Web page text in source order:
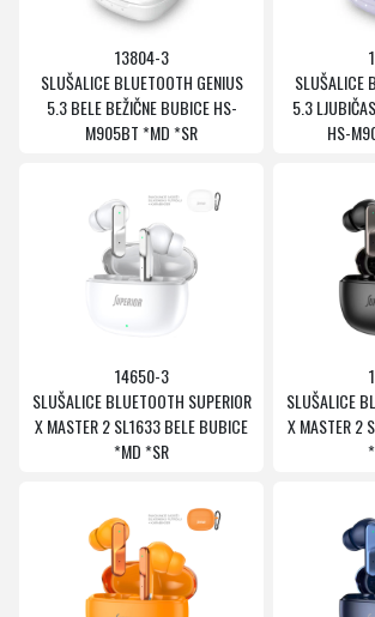
13804-3
SLUŠALICE BLUETOOTH GENIUS
5.3 BELE BEŽIČNE BUBICE HS-
M905BT *MD *SR
SLUŠALICE
5.3
HS-
14650-3
SLUŠALICE BLUETOOTH SUPERIOR
X MASTER 2 SL1633 BELE BUBICE
*MD *SR
SLUŠALICE
X MASTER 2